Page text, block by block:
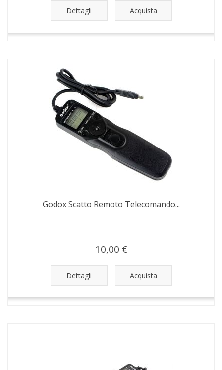
Dettagli Acquista
Godox Scatto Remoto Telecomando...
10,00 €
Dettagli Acquista